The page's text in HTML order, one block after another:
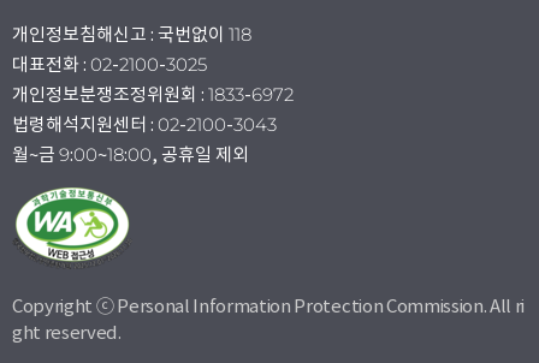
개인정보침해신고 : 국번없이 118
대표전화 : 02-2100-3025
개인정보분쟁조정위원회 : 1833-6972
법령해석지원센터 : 02-2100-3043
월~금 9:00~18:00, 공휴일 제외
Copyright ⓒ Personal Information Protection Commission. All ri
ght reserved.